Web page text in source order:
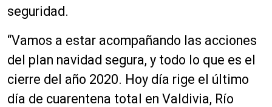
seguridad.
“Vamos a estar acompañando las acciones
del plan navidad segura, y todo lo que es el
cierre del año 2020. Hoy día rige el último
día de cuarentena total en Valdivia, Río